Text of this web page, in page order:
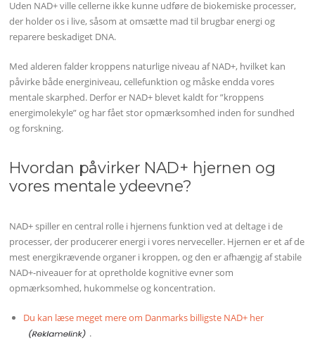
Uden NAD+ ville cellerne ikke kunne udføre de biokemiske processer,
der holder os i live, såsom at omsætte mad til brugbar energi og
reparere beskadiget DNA.
Med alderen falder kroppens naturlige niveau af NAD+, hvilket kan
påvirke både energiniveau, cellefunktion og måske endda vores
mentale skarphed. Derfor er NAD+ blevet kaldt for ”kroppens
energimolekyle” og har fået stor opmærksomhed inden for sundhed
og forskning.
Hvordan påvirker NAD+ hjernen og
vores mentale ydeevne?
NAD+ spiller en central rolle i hjernens funktion ved at deltage i de
processer, der producerer energi i vores nerveceller. Hjernen er et af de
mest energikrævende organer i kroppen, og den er afhængig af stabile
NAD+-niveauer for at opretholde kognitive evner som
opmærksomhed, hukommelse og koncentration.
Du kan læse meget mere om Danmarks billigste NAD+ her
.